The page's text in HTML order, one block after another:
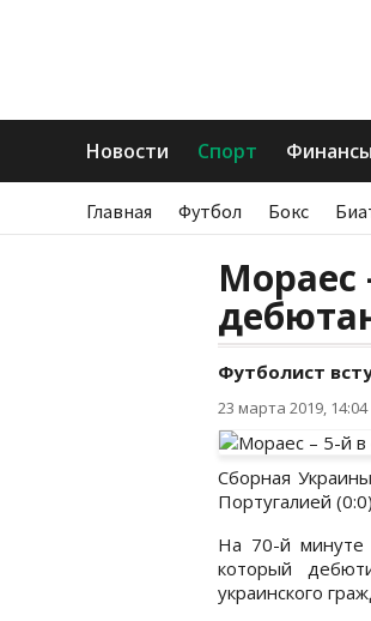
Новости Спорт Финансы
Главная Футбол Бокс
Мораес
Футболист
23 марта 2019, 14:04
Сборная
Португалией
На 70-й минуте
который
украинского